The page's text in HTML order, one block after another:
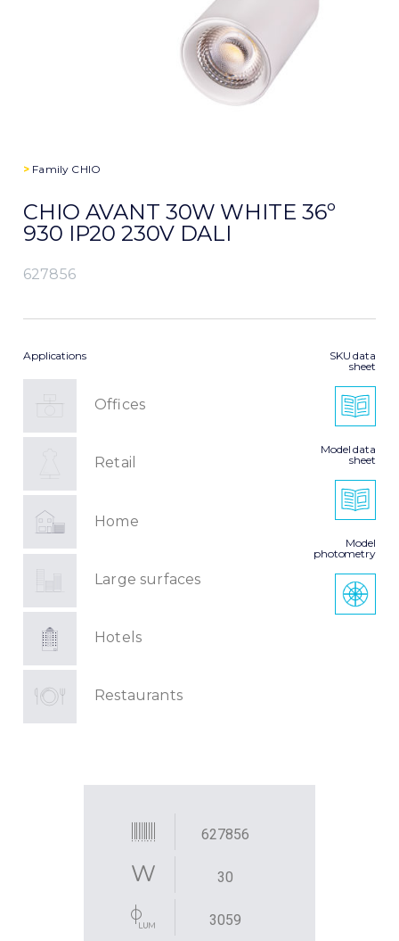
> Family CHIO
CHIO AVANT 30W WHITE 36º
930 IP20 230V DALI
627856
Applications
Offices
Retail
Home
Large surfaces
Hotels
Restaurants
SKU data
sheet
Model data
sheet
Model
photometry
627856
30
3059